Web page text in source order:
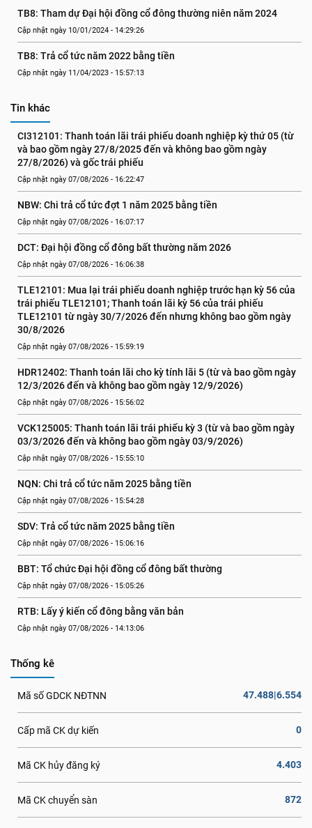
TB8: Tham dự Đại hội đồng cổ đông thường niên năm 2024
Cập nhật ngày 10/01/2024 - 14:29:26
TB8: Trả cổ tức năm 2022 bằng tiền
Cập nhật ngày 11/04/2023 - 15:57:13
Tin khác
CI312101: Thanh toán lãi trái phiếu doanh nghiệp kỳ thứ 05 (từ
và bao gồm ngày 27/8/2025 đến và không bao gồm ngày
27/8/2026) và gốc trái phiếu
Cập nhật ngày 07/08/2026 - 16:22:47
NBW: Chi trả cổ tức đợt 1 năm 2025 bằng tiền
Cập nhật ngày 07/08/2026 - 16:07:17
DCT: Đại hội đồng cổ đông bất thường năm 2026
Cập nhật ngày 07/08/2026 - 16:06:38
TLE12101: Mua lại trái phiếu doanh nghiệp trước hạn kỳ 56 của
trái phiếu TLE12101; Thanh toán lãi kỳ 56 của trái phiếu
TLE12101 từ ngày 30/7/2026 đến nhưng không bao gồm ngày
30/8/2026
Cập nhật ngày 07/08/2026 - 15:59:19
HDR12402: Thanh toán lãi cho kỳ tính lãi 5 (từ và bao gồm ngày
12/3/2026 đến và không bao gồm ngày 12/9/2026)
Cập nhật ngày 07/08/2026 - 15:56:02
VCK125005: Thanh toán lãi trái phiếu kỳ 3 (từ và bao gồm ngày
03/3/2026 đến và không bao gồm ngày 03/9/2026)
Cập nhật ngày 07/08/2026 - 15:55:10
NQN: Chi trả cổ tức năm 2025 bằng tiền
Cập nhật ngày 07/08/2026 - 15:54:28
SDV: Trả cổ tức năm 2025 bằng tiền
Cập nhật ngày 07/08/2026 - 15:06:16
BBT: Tổ chức Đại hội đồng cổ đông bất thường
Cập nhật ngày 07/08/2026 - 15:05:26
RTB: Lấy ý kiến cổ đông bằng văn bản
Cập nhật ngày 07/08/2026 - 14:13:06
Thống kê
Mã số GDCK NĐTNN 47.488|6.554
Cấp mã CK dự kiến 0
Mã CK hủy đăng ký 4.403
Mã CK chuyển sàn 872